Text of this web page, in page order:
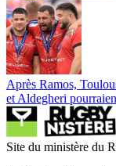
Après Ramos,
et Aldegheri
Site du ministère du